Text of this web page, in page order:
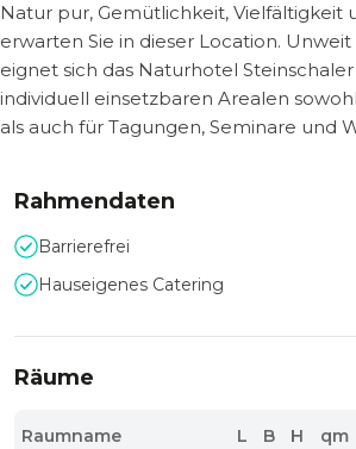
Natur pur, Gemütlichkeit, Vielfältigkeit
erwarten Sie in dieser Location.
eignet sich das Naturhotel
individuell einsetzbaren Arealen
als auch für Tagungen, Seminare und
Rahmendaten
Barrierefrei
Hauseigenes Catering
Räume
Raumname L B H qm